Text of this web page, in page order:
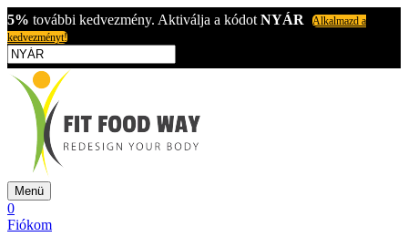
5% további kedvezmény. Aktiválja a kódot NYÁR
Alkalmazd a
kedvezményt!
Menü
0
Fiókom